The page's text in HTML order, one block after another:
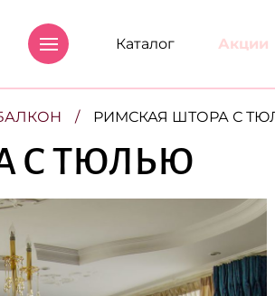
Каталог Акции
РИМСКАЯ ШТОРА С
С ТЮЛЬЮ